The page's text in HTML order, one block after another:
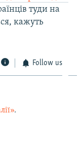
туди на
кажуть
Follow us
.